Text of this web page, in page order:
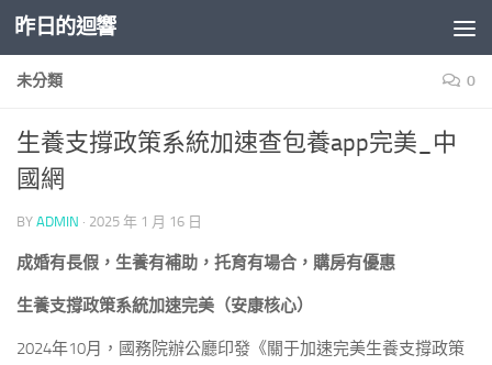
Skip to content
昨日的迴響
未分類 0
生養支撐政策系統加速查包養app完美_中
國網
BY ADMIN · 2025 年 1 月 16 日
成婚有長假，生養有補助，托育有場合，購房有優惠
生養支撐政策系統加速完美（安康核心）
2024年10月，國務院辦公廳印發《關于加速完美生養支撐政策